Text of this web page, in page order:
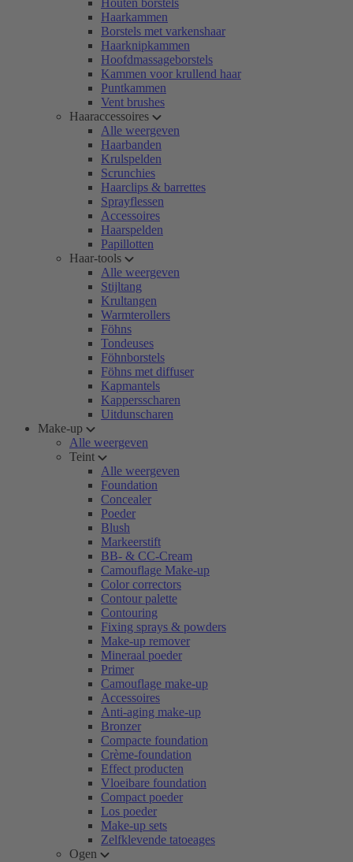
Houten borstels
Haarkammen
Borstels met varkenshaar
Haarknipkammen
Hoofdmassageborstels
Kammen voor krullend haar
Puntkammen
Vent brushes
Haaraccessoires
Alle weergeven
Haarbanden
Krulspelden
Scrunchies
Haarclips & barrettes
Sprayflessen
Accessoires
Haarspelden
Papillotten
Haar-tools
Alle weergeven
Stijltang
Krultangen
Warmterollers
Föhns
Tondeuses
Föhnborstels
Föhns met diffuser
Kapmantels
Kappersscharen
Uitdunscharen
Make-up
Alle weergeven
Teint
Alle weergeven
Foundation
Concealer
Poeder
Blush
Markeerstift
BB- & CC-Cream
Camouflage Make-up
Color correctors
Contour palette
Contouring
Fixing sprays & powders
Make-up remover
Mineraal poeder
Primer
Camouflage make-up
Accessoires
Anti-aging make-up
Bronzer
Compacte foundation
Crème-foundation
Effect producten
Vloeibare foundation
Compact poeder
Los poeder
Make-up sets
Zelfklevende tatoeages
Ogen